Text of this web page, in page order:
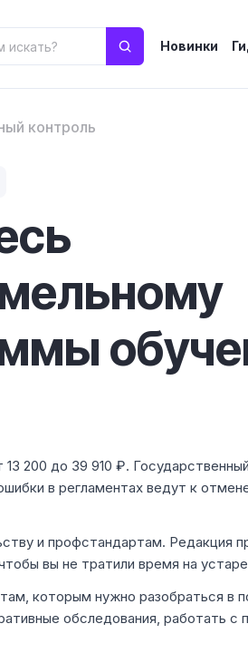
Новинки
контроль
200 до 39 910 ₽.
в регламентах ведут к
и профстандартам. Редакция
вы не тратили время на
которым нужно разобраться в
обследования, работать с